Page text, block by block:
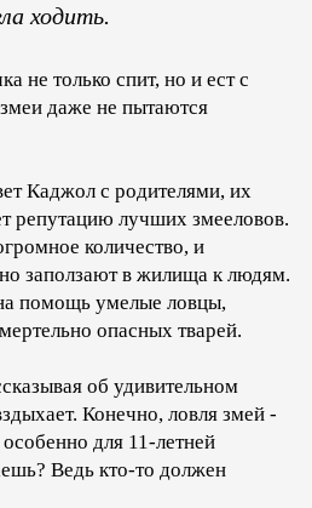
ходить.
не только спит, но и ест с
даже не пытаются
Каджол с родителями, их
репутацию лучших змееловов.
количество, и
заползают в жилища к людям.
помощь умелые ловцы,
опасных тварей.
об удивительном
Конечно, ловля змей -
для 11-летней
Ведь кто-то должен